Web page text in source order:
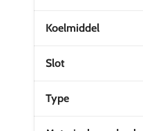
Koelmiddel
Slot
Type